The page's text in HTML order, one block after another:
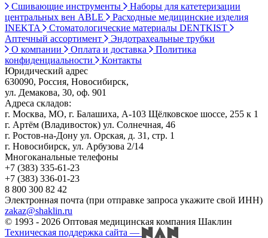
Сшивающие инструменты
Наборы для катетеризации
центральных вен ABLE
Расходные медицинские изделия
INEKTA
Стоматологические материалы DENTKIST
Аптечный ассортимент
Эндотрахеальные трубки
О компании
Оплата и доставка
Политика
конфиденциальности
Контакты
Юридический адрес
630090, Россия, Новосибирск,
ул. Демакова, 30, оф. 901
Адреса складов:
г. Москва, МО, г. Балашиха, А-103 Щёлковское шоссе, 255 к 1
г. Артём (Владивосток) ул. Солнечная, 46
г. Ростов-на-Дону ул. Орская, д. 31, стр. 1
г. Новосибирск, ул. Арбузова 2/14
Многоканальные телефоны
+7 (383) 335-61-23
+7 (383) 336-01-23
8 800 300 82 42
Электронная почта (при отправке запроса укажите свой ИНН)
zakaz@shaklin.ru
© 1993 - 2026 Оптовая медицинская компания Шаклин
Техническая поддержка сайта —